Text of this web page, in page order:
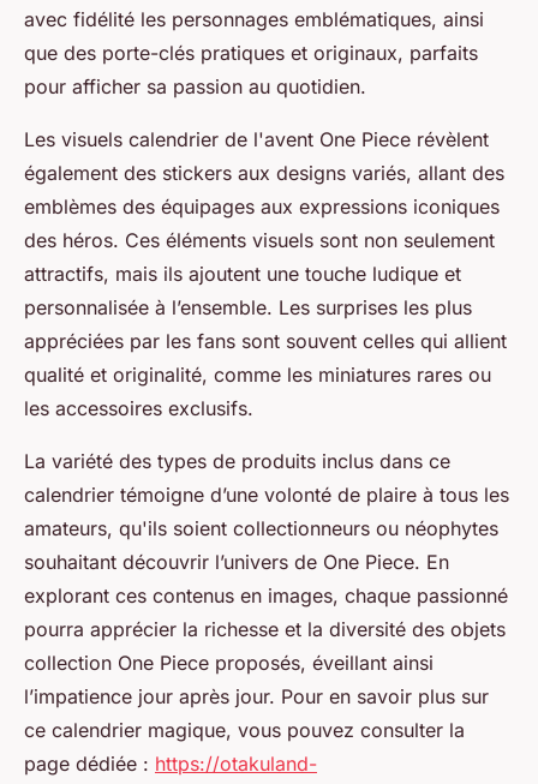
avec fidélité les personnages emblématiques, ainsi
que des porte-clés pratiques et originaux, parfaits
pour afficher sa passion au quotidien.
Les visuels calendrier de l'avent One Piece révèlent
également des stickers aux designs variés, allant des
emblèmes des équipages aux expressions iconiques
des héros. Ces éléments visuels sont non seulement
attractifs, mais ils ajoutent une touche ludique et
personnalisée à l’ensemble. Les surprises les plus
appréciées par les fans sont souvent celles qui allient
qualité et originalité, comme les miniatures rares ou
les accessoires exclusifs.
La variété des types de produits inclus dans ce
calendrier témoigne d’une volonté de plaire à tous les
amateurs, qu'ils soient collectionneurs ou néophytes
souhaitant découvrir l’univers de One Piece. En
explorant ces contenus en images, chaque passionné
pourra apprécier la richesse et la diversité des objets
collection One Piece proposés, éveillant ainsi
l’impatience jour après jour. Pour en savoir plus sur
ce calendrier magique, vous pouvez consulter la
page dédiée : https://otakuland-